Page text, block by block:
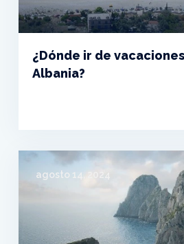
¿Dónde ir de
Albania?
agosto 14, 2024